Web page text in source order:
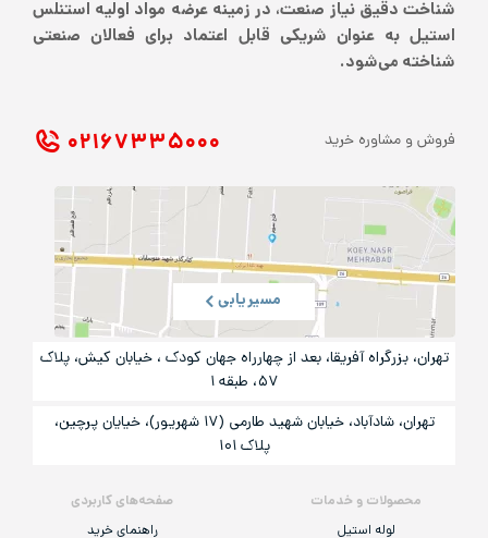
شناخت دقیق نیاز صنعت، در زمینه عرضه مواد اولیه استنلس
استیل به عنوان شریکی قابل اعتماد برای فعالان صنعتی
شناخته می‌شود.
محصولات و خدمات
لوله استیل
صفحه‌های کاربردی
راهنمای خرید
فروش و مشاوره خرید ۰۲۱ ۶۷۳۳۵۰۰۰
مسیریابی
تهران، بزرگراه آفریقا، بعد از چهارراه جهان کودک ، خیابان کیش، پلاک
۵۷، طبقه ۱
تهران، شادآباد، خیابان شهید طارمی (۱۷ شهریور)، خیایان پرچین،
پلاک ۱۰۱